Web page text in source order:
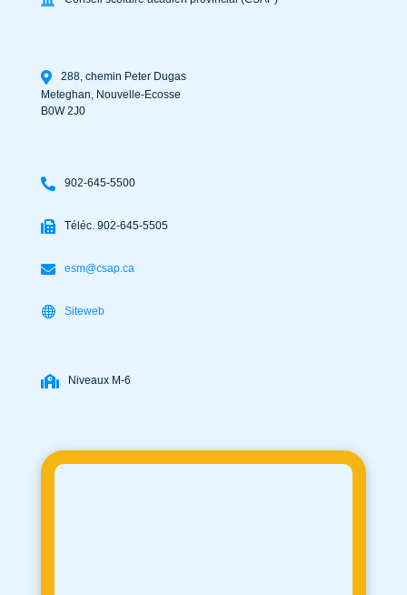
288, chemin Peter Dugas
Meteghan, Nouvelle-Ecosse
B0W 2J0
902-645-5500
Téléc. 902-645-5505
esm@csap.ca
Siteweb
Niveaux M-6